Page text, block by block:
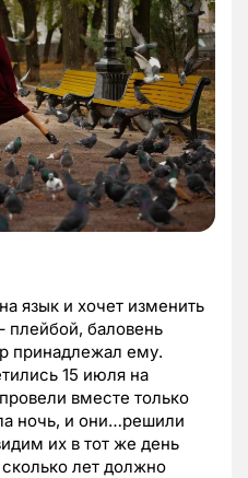
язык и хочет изменить
баловень
принадлежал ему.
15 июля на
вместе только
ночь, и они…решили
их в тот же день
лет должно